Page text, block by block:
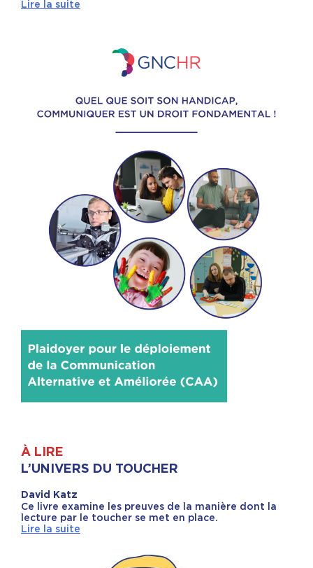
Lire la suite
À LIRE
L’UNIVERS DU TOUCHER
David Katz
Ce livre examine les preuves de la manière dont la
lecture par le toucher se met en place.
Lire la suite